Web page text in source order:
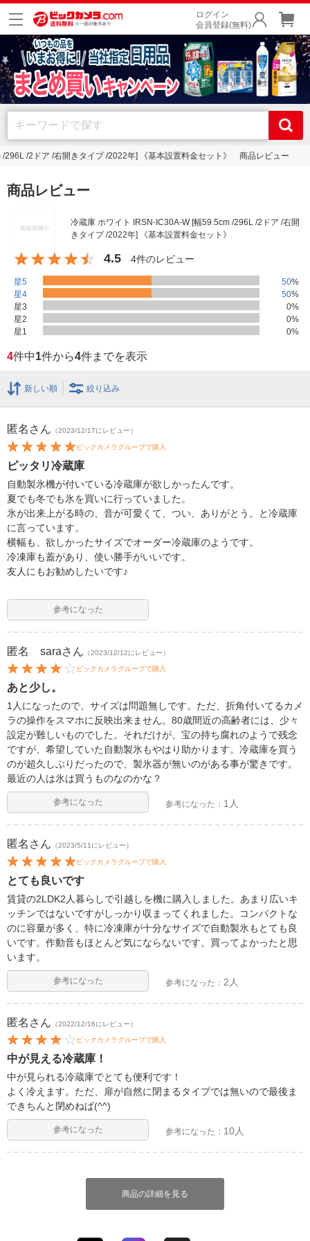
ログイン
会員登録(無料)
296L /2ドア /右開きタイプ /2022年] 《基本設置料金セット》 商品レビュー
商品レビュー
冷蔵庫 ホワイト IRSN-IC30A-W [幅59.5cm /296L /2ドア /右開
きタイプ /2022年] 《基本設置料金セット》
4.5 4件のレビュー
星5 50%
星4
50%
星3
0%
星2
0%
星1
0%
4件中1件から4件までを表示
新しい順 絞り込み
匿名 さん （2023/12/17にレビュー）
ビックカメラグループで購入
ピッタリ冷蔵庫
自動製氷機が付いている冷蔵庫が欲しかったんです。
夏でも冬でも氷を買いに行っていました。
氷が出来上がる時の、音が可愛くて、つい、ありがとう。と冷蔵庫
に言っています。
横幅も、欲しかったサイズでオーダー冷蔵庫のようです。
冷凍庫も蓋があり、使い勝手がいいです。
友人にもお勧めしたいです♪
参考になった
匿名 saraさん （2023/12/12にレビュー）
ビックカメラグループで購入
あと少し。
1人になったので、サイズは問題無しです。ただ、折角付いてるカメ
ラの操作をスマホに反映出来ません。80歳間近の高齢者には、少々
設定が難しいものでした。それだけが、宝の持ち腐れのようで残念
ですが、希望していた自動製氷もやはり助かります。冷蔵庫を買う
のが超久しぶりだったので、製氷器が無いのがある事が驚きです。
最近の人は氷は買うものなのかな？
参考になった 参考になった： 1人
匿名 さん （2023/5/11にレビュー）
ビックカメラグループで購入
とても良いです
賃貸の2LDK2人暮らしで引越しを機に購入しました。あまり広いキ
ッチンではないですがしっかり収まってくれました。コンパクトな
のに容量が多く、特に冷凍庫が十分なサイズで自動製氷もとても良
いです。作動音もほとんど気にならないです。買ってよかったと思
います。
参考になった 参考になった： 2人
匿名 さん （2022/12/16にレビュー）
ビックカメラグループで購入
中が見える冷蔵庫！
中が見られる冷蔵庫でとても便利です！
よく冷えます。ただ、扉が自然に閉まるタイプでは無いので最後ま
できちんと閉めねば(^^)
参考になった 参考になった： 10人
商品の詳細を見る